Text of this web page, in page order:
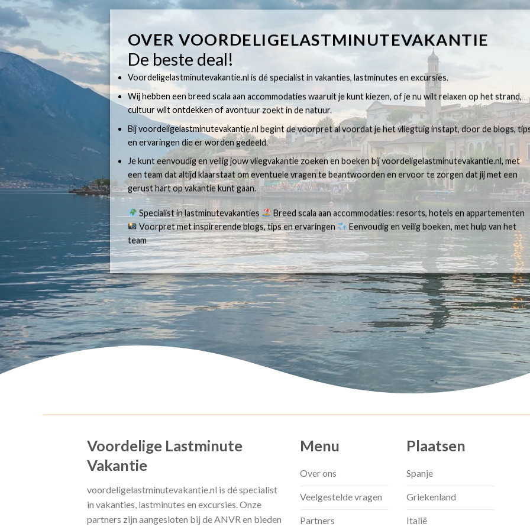
OVER VOORDELIGELASTMINUTEVAKANTIE
De beste deal!
Voordeligelastminutevakantie.nl is dé specialist in vakanties, lastminutes en excursies.
Wij hebben een breed scala aan accommodaties waaruit je kunt kiezen, of je nu wilt relaxen op het strand,
cultuur wilt ontdekken of avontuur zoekt in de natuur.
Bij voordeligelastminutevakantie.nl begint de voorpret al voordat je het vliegtuig instapt, door de blogs,
en ervaringen die er worden gedeeld.
Je kunt eenvoudig en veilig jouw vliegvakantie zoeken en boeken bij voordeligelastminutevakantie.nl, met
een team dat altijd klaarstaat om eventuele vragen te beantwoorden en ervoor te zorgen dat jij met een
gerust hart op vakantie kunt gaan.
Specialist in lastminutevakanties
Breed scala aan accommodaties: resorts, hotels en appartementen
Voorpret met inspirerende blogs, tips en ervaringen
Eenvoudig en veilig boeken, met hulp van het
team
Voordelige Lastminute
Vakantie
voordeligelastminutevakantie.nl is dé specialist
in vakanties, lastminutes en excursies. Onze
partners zijn aangesloten bij de ANVR en bieden
Menu
Over ons
Veelgestelde vragen
Partners
Plaatsen
Spanje
Griekenland
Italië